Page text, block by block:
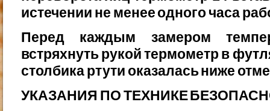
истечении не менее одного часа
Перед каждым замером
встряхнуть рукой термометр в
столбика ртути оказалась ниже
УКАЗАНИЯ ПО ТЕХНИКЕ